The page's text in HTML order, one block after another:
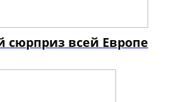
сюрприз всей Европе